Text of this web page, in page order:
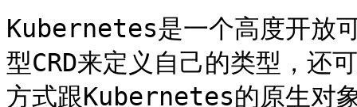
Kubernetes是一个高度开放
型CRD来定义自己的类型，还